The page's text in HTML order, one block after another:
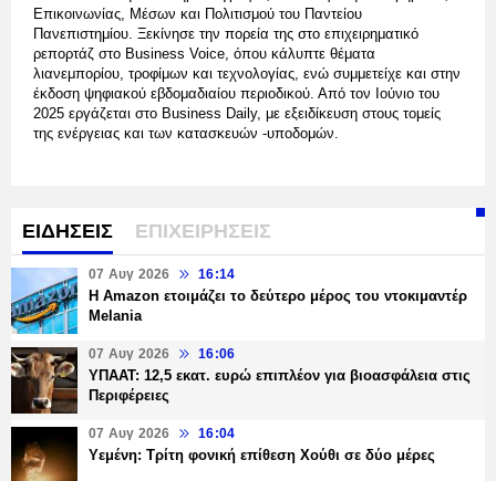
Επικοινωνίας, Μέσων και Πολιτισμού του Παντείου
Πανεπιστημίου. Ξεκίνησε την πορεία της στο επιχειρηματικό
ρεπορτάζ στο Business Voice, όπου κάλυπτε θέματα
λιανεμπορίου, τροφίμων και τεχνολογίας, ενώ συμμετείχε και στην
έκδοση ψηφιακού εβδομαδιαίου περιοδικού. Από τον Ιούνιο του
2025 εργάζεται στο Business Daily, με εξειδίκευση στους τομείς
της ενέργειας και των κατασκευών -υποδομών.
ΕΙΔΗΣΕΙΣ ΕΠΙΧΕΙΡΗΣΕΙΣ
07 Αυγ 2026 16:14
Η Amazon ετοιμάζει το δεύτερο μέρος του ντοκιμαντέρ
Melania
07 Αυγ 2026 16:06
ΥΠΑΑΤ: 12,5 εκατ. ευρώ επιπλέον για βιοασφάλεια στις
Περιφέρειες
07 Αυγ 2026 16:04
Υεμένη: Τρίτη φονική επίθεση Χούθι σε δύο μέρες